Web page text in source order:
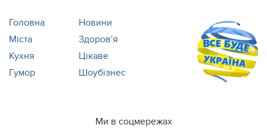
Головна
Новини
Міста
Здоров'я
Кухня
Цікаве
Гумор
Шоубізнес
Ми в соцмережах